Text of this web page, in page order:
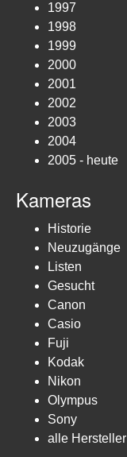
1997
1998
1999
2000
2001
2002
2003
2004
2005 - heute
Kameras
Historie
Neuzugänge
Listen
Gesucht
Canon
Casio
Fuji
Kodak
Nikon
Olympus
Sony
alle Hersteller